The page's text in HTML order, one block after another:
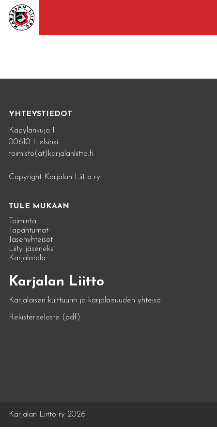
YHTEYSTIEDOT
Käpylänkuja 1
00610 Helsinki
toimisto(at)karjalanliitto.fi
Copyright Karjalan Liitto ry
TULE MUKAAN
Toiminta
Tapahtumat
Jäsenyhteisöt
Liity jäseneksi
Karjalatalo
Karjalan Liitto
Karjalaisen kulttuurin ja karjalaisuuden yhteisö
Rekisteriseloste (pdf)
Karjalan Liitto ry 2026